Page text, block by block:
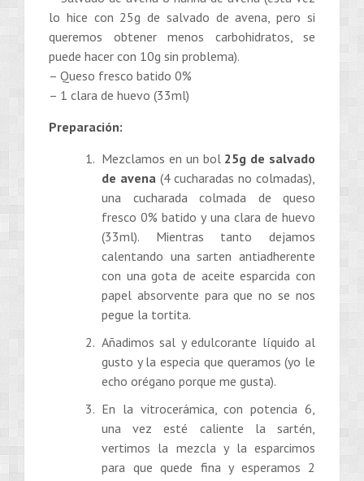
lo hice con 25g de salvado de avena, pero si
queremos obtener menos carbohidratos, se
puede hacer con 10g sin problema).
– Queso fresco batido 0%
– 1 clara de huevo (33ml)
Preparación:
Mezclamos en un bol 25g de salvado
de avena(4 cucharadas no colmadas),
una cucharada colmada de queso
fresco 0% batido y una clara de huevo
(33ml). Mientras tanto dejamos
calentando una sarten antiadherente
con una gota de aceite esparcida con
papel absorvente para que no se nos
pegue la tortita.
Añadimos sal y edulcorante líquido al
gusto y la especia que queramos (yo le
echo orégano porque me gusta).
En la vitrocerámica, con potencia 6,
una vez esté caliente la sartén,
vertimos la mezcla y la esparcimos
para que quede fina y esperamos 2